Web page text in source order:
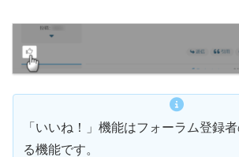
「いいね！」機能はフォーラム登録
る機能です。